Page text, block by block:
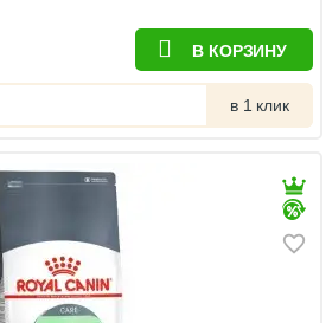
В КОРЗИНУ
в 1 клик